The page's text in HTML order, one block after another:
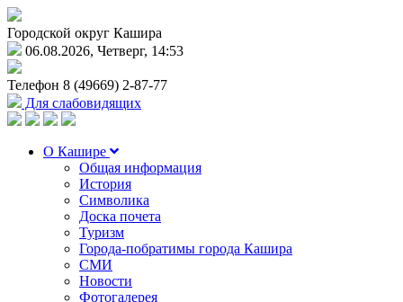
Городской округ Кашира
06.08.2026, Четверг, 14:53
Телефон 8 (49669) 2-87-77
Для слабовидящих
О Кашире
Общая информация
История
Символика
Доска почета
Туризм
Города-побратимы города Кашира
СМИ
Новости
Фотогалерея